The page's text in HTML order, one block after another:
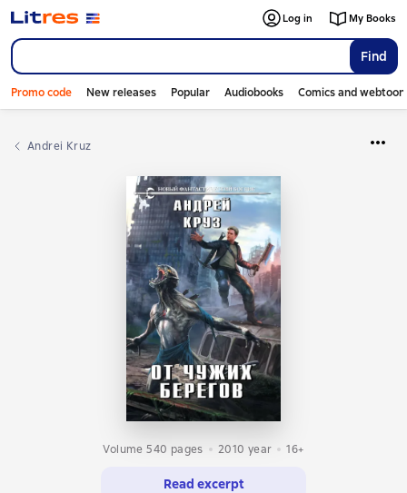
Find
Log in My Books
Promo code New releases Popular Audiobooks Comics and
Andrei Kruz
Volume 540 pages 2010 year 16+
Read excerpt